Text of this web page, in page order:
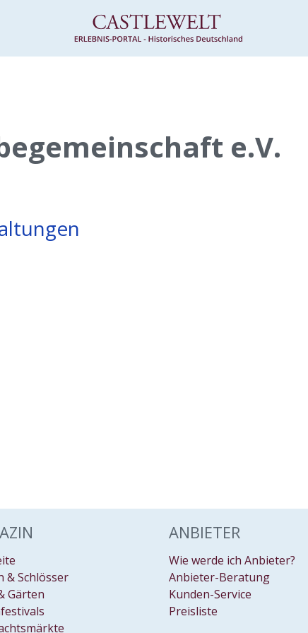
e.V.
& Schlösser
Gärten
ANBIETER
Wie werde ich Anbieter?
Anbieter-Beratung
Kunden-Service
Preisliste